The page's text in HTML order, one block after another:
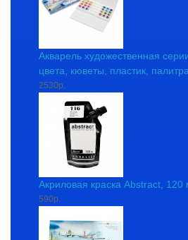
Акварель художественная
цвета, кюветы, пластик, палитра
2530р.
Акриловая краска Abstract,
590р.